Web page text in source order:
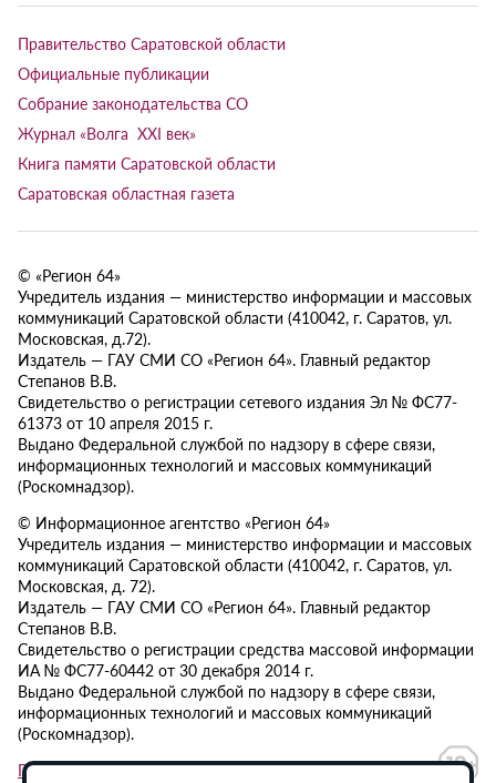
Правительство Саратовской области
Официальные публикации
Собрание законодательства СО
Журнал «Волга XXI век»
Книга памяти Саратовской области
Саратовская областная газета
© «Регион 64»
Учредитель издания — министерство информации и массовых
коммуникаций Саратовской области (410042, г. Саратов, ул.
Московская, д.72).
Издатель — ГАУ СМИ СО «Регион 64». Главный редактор
Степанов В.В.
Свидетельство о регистрации сетевого издания Эл № ФС77-
61373 от 10 апреля 2015 г.
Выдано Федеральной службой по надзору в сфере связи,
информационных технологий и массовых коммуникаций
(Роскомнадзор).
© Информационное агентство «Регион 64»
Учредитель издания — министерство информации и массовых
коммуникаций Саратовской области (410042, г. Саратов, ул.
Московская, д. 72).
Издатель — ГАУ СМИ СО «Регион 64». Главный редактор
Степанов В.В.
Свидетельство о регистрации средства массовой информации
ИА № ФС77-60442 от 30 декабря 2014 г.
Выдано Федеральной службой по надзору в сфере связи,
информационных технологий и массовых коммуникаций
(Роскомнадзор).
Политика в отношении обработки персональных данных